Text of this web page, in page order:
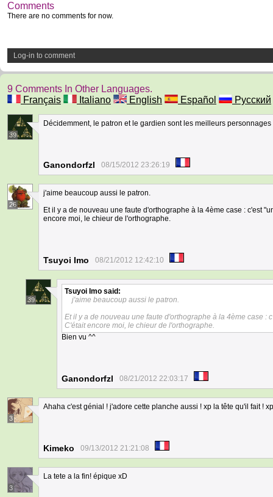
Comments
There are no comments for now.
Log-in to comment
9 Comments In Other Languages.
Français
Italiano English Español Русский
39
Décidemment, le patron et le gardien sont les meilleurs
Ganondorfzl 08/15/2012 23:26:19
26
j'aime beaucoup aussi le patron.
Et il y a de nouveau une faute d'orthographe à la 4ème case : c'est
encore moi, le chieur de l'orthographe.
Tsuyoi Imo 08/21/2012 12:42:10
39
Tsuyoi Imo said:
j'aime beaucoup aussi le patron.
Et il y a de nouveau une faute d'orthographe à la 4ème case :
C'était encore moi, le chieur de l'orthographe.
Bien vu ^^
Ganondorfzl 08/21/2012 22:03:17
3
Ahaha c'est génial ! j'adore cette planche aussi ! xp la tête qu'il fait ! xp
Kimeko 09/13/2012 21:21:08
3
La tete a la fin! épique xD